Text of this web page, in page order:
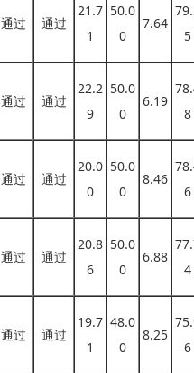
通过 通过
21.7
1
50.0
0
7.64
5
通过 通过
22.2
9
50.0
0
6.19
8
通过 通过
20.0
0
50.0
0
8.46
6
通过 通过
20.8
6
50.0
0
6.88
4
通过 通过
19.7
1
48.0
0
8.25
6